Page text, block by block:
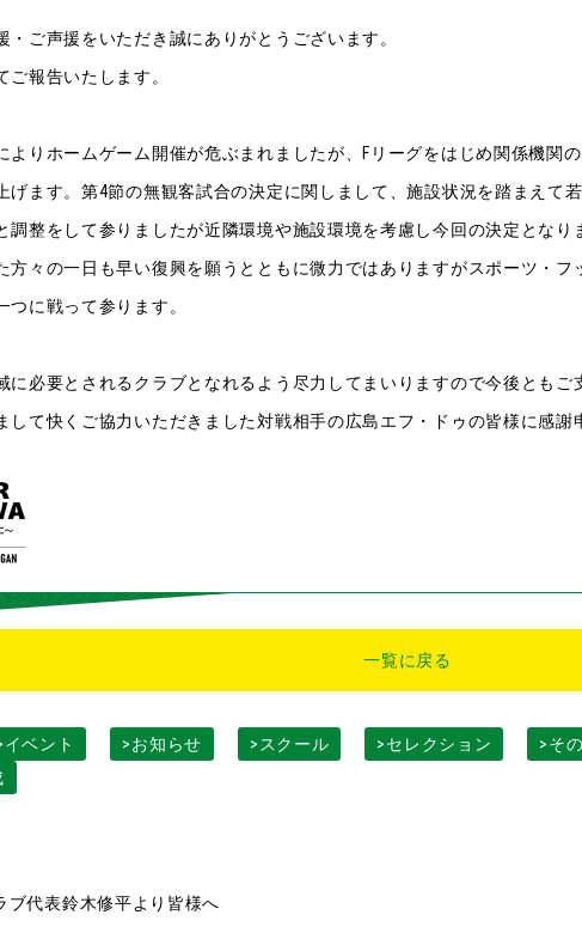
・ご声援をいただき誠にありがとうございます。
報告いたします。
よりホームゲーム開催が危ぶまれましたが、Fリーグをはじめ関係機関
げます。第4節の無観客試合の決定に関しまして、施設状況を踏まえて
調整をして参りましたが近隣環境や施設環境を考慮し今回の決定となり
方々の一日も早い復興を願うとともに微力ではありますがスポーツ・
つに戦って参ります。
に必要とされるクラブとなれるよう尽力してまいりますので今後ともご
して快くご協力いただきました対戦相手の広島エフ・ドゥの皆様に感謝
一覧に戻る
イベント >お知らせ >スクール >セレクション >そ
ブ代表鈴木修平より皆様へ